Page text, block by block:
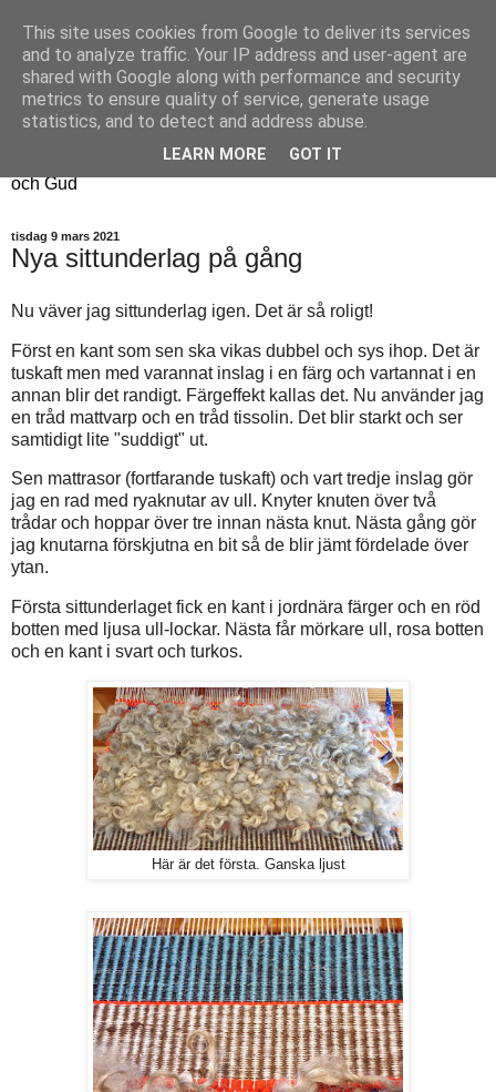
Fyren
Fyren finns för att sprida ljus i mörkret
För att påminna om guldkanterna i tillvaron
Här samsas jakt, hantverk, odling, och andra tankar om livet
och Gud
tisdag 9 mars 2021
Nya sittunderlag på gång
Nu väver jag sittunderlag igen. Det är så roligt!
Först en kant som sen ska vikas dubbel och sys ihop. Det är
tuskaft men med varannat inslag i en färg och vartannat i en
annan blir det randigt. Färgeffekt kallas det. Nu använder jag
en tråd mattvarp och en tråd tissolin. Det blir starkt och ser
samtidigt lite "suddigt" ut.
Sen mattrasor (fortfarande tuskaft) och vart tredje inslag gör
jag en rad med ryaknutar av ull. Knyter knuten över två
trådar och hoppar över tre innan nästa knut. Nästa gång gör
jag knutarna förskjutna en bit så de blir jämt fördelade över
ytan.
Första sittunderlaget fick en kant i jordnära färger och en röd
botten med ljusa ull-lockar. Nästa får mörkare ull, rosa botten
och en kant i svart och turkos.
Här är det första. Ganska ljust
This site uses cookies from Google to deliver its services
and to analyze traffic. Your IP address and user-agent are
shared with Google along with performance and security
metrics to ensure quality of service, generate usage
statistics, and to detect and address abuse.
LEARN MORE GOT IT